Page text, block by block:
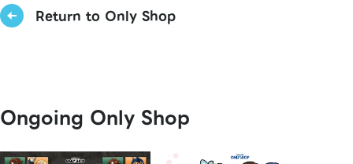
Return to Only Shop
Ongoing Only Shop